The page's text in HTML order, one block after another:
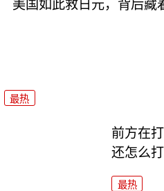
美国如此救日元，背后藏
最热
前方在
还怎么打
最热